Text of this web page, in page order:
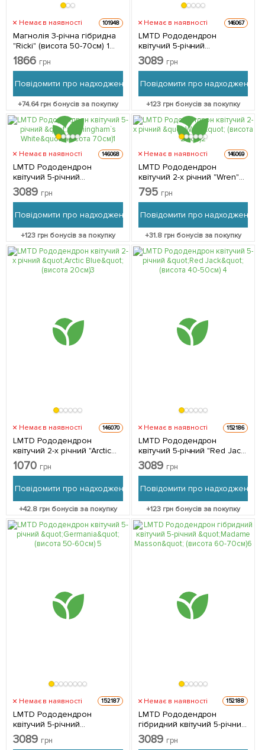
Немає в наявності 101948
Магнолія 3-річна гібридна
"Ricki" (висота 50-70см) 1
саджанець в упаковці
1866 грн
Повідомити про надходження
+74.64грн бонусів за покупку
Немає в наявності 146067
LMTD Рододендрон
квітучий 5-річний
"Cosmopolitan" (висота
70см) з Нідерландів 1
3089 грн
Повідомити про надходження
+123грн бонусів за покупку
Немає в наявності 146068
LMTD Рододендрон
квітучий 5-річний
"Cunningham`s White"
(висота 70см) з
упаковці
3089 грн
Повідомити про надходження
+123 грн бонусів за покупку
Немає в наявності 146069
LMTD Рододендрон
квітучий 2-х річний "Wren"
(висота 20см) з
Нідерландів 1 саджанець в
795 грн
Повідомити про надходження
+31.8грн бонусів за покупку
Немає в наявності 146070
LMTD Рододендрон
квітучий 2-х річний "Arctic
Blue" (висота 20см) з
Нідерландів 1 саджанець в
1070 грн
Повідомити про надходження
+42.8 грн бонусів за покупку
Немає в наявності 152186
LMTD Рододендрон
квітучий 5-річний "Red Jack"
(висота 40-50см) з
Нідерландів 1 саджанець в
3089 грн
Повідомити про надходження
+123грн бонусів за покупку
Немає в наявності 152187
LMTD Рододендрон
квітучий 5-річний
"Germania" (висота 50-
60см) з Нідерландів 1
3089 грн
Немає в наявності 152188
LMTD Рододендрон
гібридний квітучий 5-річний
"Madame Masson" (висота
60-70см) з Нідерландів 1
3089 грн